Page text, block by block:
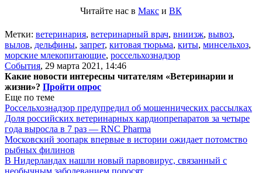
Читайте нас в Макс и ВК
Метки: ветеринария, ветеринарный врач, вниизж, вывоз,
вылов, дельфины, запрет, китовая тюрьма, киты, минсельхоз,
морские млекопитающие, россельхознадзор
События, 29 марта 2021, 14:46
Какие новости интересны читателям «Ветеринарии и
жизни»? Пройти опрос
Еще по теме
Россельхознадзор предупредил об мошеннических рассылках
Доля российских ветеринарных кардиопрепаратов за четыре
года выросла в 7 раз — RNC Pharma
Московский зоопарк впервые в истории ожидает потомство
рыбных филинов
В Нидерландах нашли новый парвовирус, связанный с
необычным заболеванием поросят